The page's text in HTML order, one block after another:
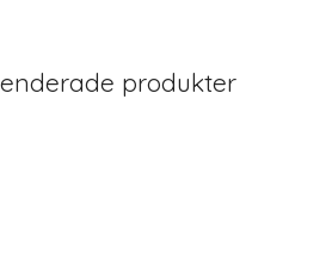
produkter